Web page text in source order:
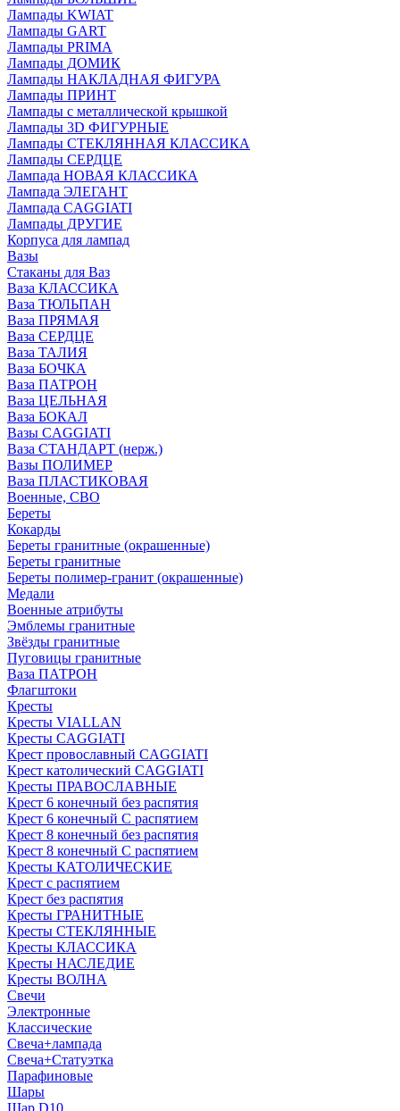
Лампады KWIAT
Лампады GART
Лампады PRIMA
Лампады ДОМИК
Лампады НАКЛАДНАЯ ФИГУРА
Лампады ПРИНТ
Лампады с металлической крышкой
Лампады 3D ФИГУРНЫЕ
Лампады СТЕКЛЯННАЯ КЛАССИКА
Лампады СЕРДЦЕ
Лампада НОВАЯ КЛАССИКА
Лампада ЭЛЕГАНТ
Лампада CAGGIATI
Лампады ДРУГИЕ
Корпуса для лампад
Вазы
Стаканы для Ваз
Ваза КЛАССИКА
Ваза ТЮЛЬПАН
Ваза ПРЯМАЯ
Ваза СЕРДЦЕ
Ваза ТАЛИЯ
Ваза БОЧКА
Ваза ПАТРОН
Ваза ЦЕЛЬНАЯ
Ваза БОКАЛ
Вазы CAGGIATI
Ваза СТАНДАРТ (нерж.)
Вазы ПОЛИМЕР
Ваза ПЛАСТИКОВАЯ
Военные, СВО
Береты
Кокарды
Береты гранитные (окрашенные)
Береты гранитные
Береты полимер-гранит (окрашенные)
Медали
Военные атрибуты
Эмблемы гранитные
Звёзды гранитные
Пуговицы гранитные
Ваза ПАТРОН
Флагштоки
Кресты
Кресты VIALLAN
Кресты CAGGIATI
Крест провославный CAGGIATI
Крест католический CAGGIATI
Кресты ПРАВОСЛАВНЫЕ
Крест 6 конечный без распятия
Крест 6 конечный С распятием
Крест 8 конечный без распятия
Крест 8 конечный С распятием
Кресты КАТОЛИЧЕСКИЕ
Крест с распятием
Крест без распятия
Кресты ГРАНИТНЫЕ
Кресты СТЕКЛЯННЫЕ
Кресты КЛАССИКА
Кресты НАСЛЕДИЕ
Кресты ВОЛНА
Свечи
Электронные
Классические
Свеча+лампада
Свеча+Статуэтка
Парафиновые
Шары
Шар D10